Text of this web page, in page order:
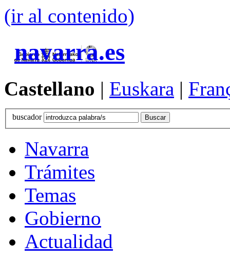
(ir al contenido)
navarra.es
Castellano | Euskara |
buscador
Navarra
Trámites
Temas
Gobierno
Actualidad